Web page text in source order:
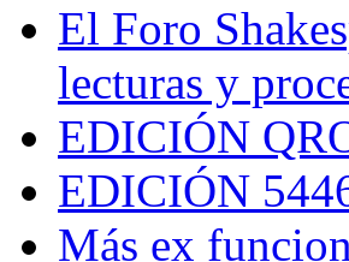
El Foro
lecturas y
EDICIÓN
EDICIÓN
Más ex